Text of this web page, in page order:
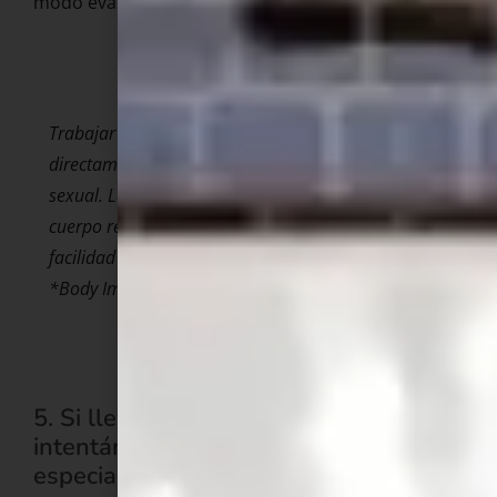
Trabajar la imagen corporal es una condición
directamente relacionada con la calidad de tu vida
sexual. Las mujeres con mayor aceptación de su
cuerpo reportan mayor satisfacción sexual y más
facilidad para el orgasmo. (Steer y Tiggemann,
*Body Image Journal*, 2008).
5. Si llevas mucho tiempo
intentándolo sola, busca ayuda
especializada